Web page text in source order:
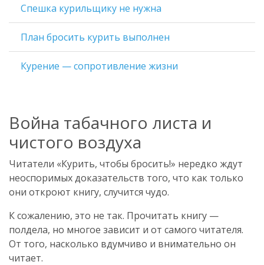
Война табачного листа и
чистого воздуха
Читатели «Курить, чтобы бросить!» нередко ждут
неоспоримых доказательств того, что как только
они откроют книгу, случится чудо.
К сожалению, это не так. Прочитать книгу —
полдела, но многое зависит и от самого читателя.
От того, насколько вдумчиво и внимательно он
читает.
Спешка курильщику не нужна
План бросить курить выполнен
Курение — сопротивление жизни